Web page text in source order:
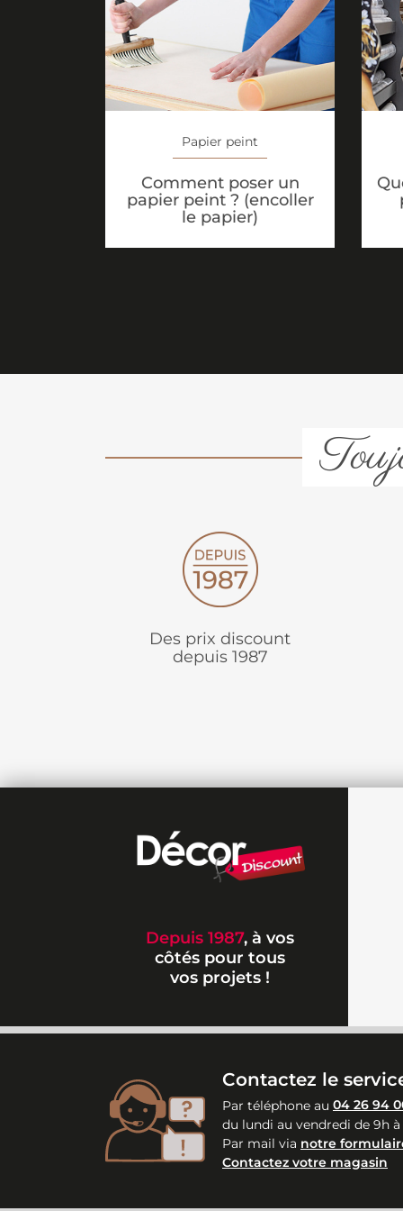
Papier peint
Comment poser un
papier peint ? (encoller
le papier)
Des prix discount
depuis 1987
Depuis 1987, à vos
côtés pour tous
vos projets !
Contactez le
Par téléphone au 04 26 94
du lundi au vendredi de 9h à
Par mail via notre
Contactez votre magasin